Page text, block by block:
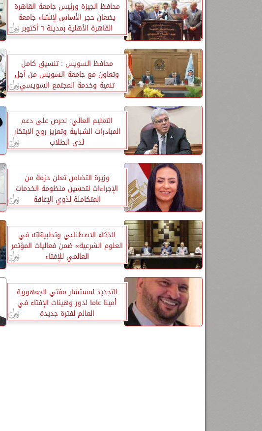
محافظ الجيزة ورئيس جامعة القاهرة
يضعان حجر الأساس لإنشاء جامعة
القاهرة الأهلية بمدينة ٦ أكتوبر
الجديدة
محافظ السويس : تنسيق كامل
وتعاون مع جامعة السويس من أجل
تنمية وخدمة المجتمع السويسي
التعليم العالي: نحرص على دعم
المبادرات الشبابية وتعزيز روح الابتكار
لدى الطلاب
وزيرة التضامن تعلن حزمة من
الإجراءات لتحسين منظومة الخدمات
المتكاملة لذوي الإعاقة
الذكاء الاصطناعي وتطبيقاته في
العلوم الشرعية» ضمن فعاليات المؤتمر
العالمي للإفتاء
التجديد لمستشار مفتي الجمهورية
أمينا عاما لدور وهيئات الإفتاء في
العالم لفترة جديدة